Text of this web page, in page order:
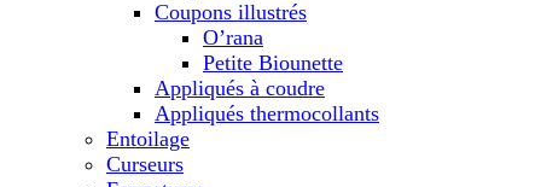
Coupons illustrés
O’rana
Petite Biounette
Appliqués à coudre
Appliqués thermocollants
Entoilage
Curseurs